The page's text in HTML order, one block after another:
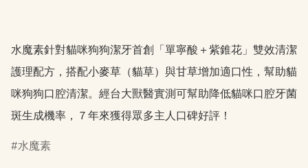
水魔素針對貓咪狗狗潔牙首創「單寧酸＋紫錐花」雙效清潔
護理配方，搭配小麥草（貓草）與甘草增加適口性，幫助貓
咪狗狗口腔清潔。經台大獸醫實測可幫助降低貓咪口腔牙菌
水魔素